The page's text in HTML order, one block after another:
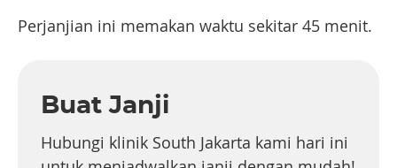
Perjanjian ini memakan waktu sekitar 45 menit.
Buat Janji
Hubungi klinik South Jakarta kami hari ini